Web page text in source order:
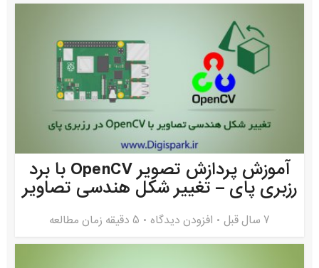
آموزش پردازش تصویر OpenCV با برد
رزبری پای – تغییر شکل هندسی تصاویر
7 سال قبل افزودن دیدگاه 5 دقیقه زمان مطالعه